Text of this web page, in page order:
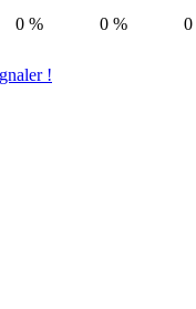
0 % 0 % 0
!